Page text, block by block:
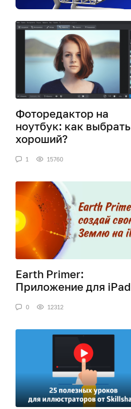
Фоторедактор на
ноутбук: как выбрать
хороший?
1 15760
Earth Primer:
Приложение для iPad
0 12312